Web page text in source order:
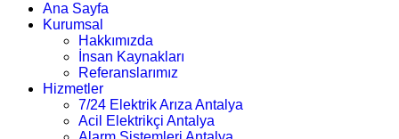
Ana Sayfa
Kurumsal
Hakkımızda
İnsan Kaynakları
Referanslarımız
Hizmetler
7/24 Elektrik Arıza Antalya
Acil Elektrikçi Antalya